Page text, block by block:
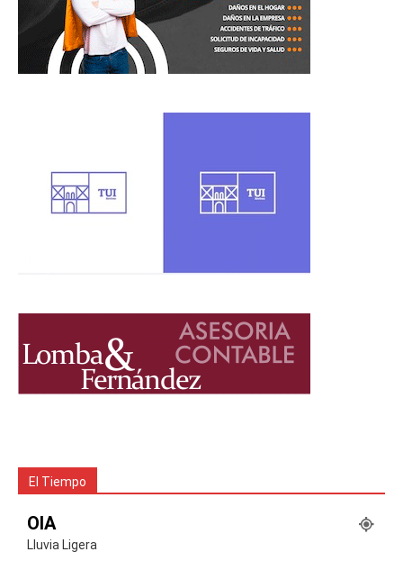
El Tiempo
OIA
Lluvia Ligera